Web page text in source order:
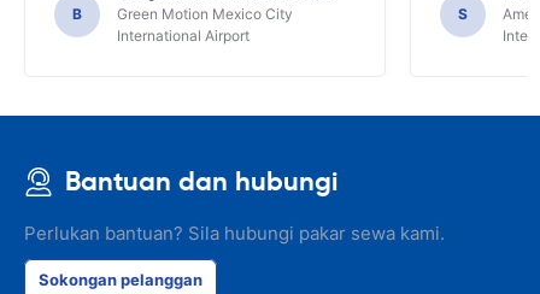
B
Green Motion Mexico City
International Airport
S
Bantuan dan hubungi
Perlukan bantuan? Sila hubungi pakar sewa kami.
Sokongan pelanggan